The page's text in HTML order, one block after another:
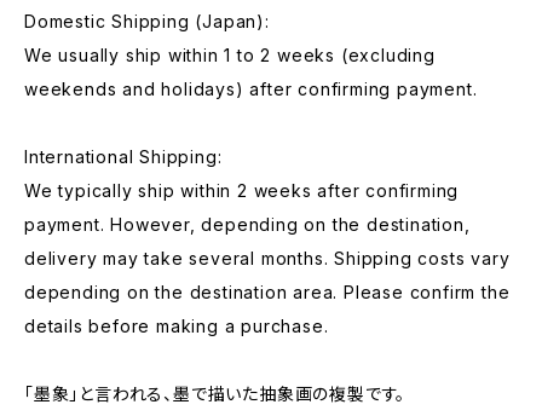
Domestic Shipping (Japan):
We usually ship within 1 to 2 weeks (excluding
weekends and holidays) after confirming payment.
International Shipping:
We typically ship within 2 weeks after confirming
payment. However, depending on the destination,
delivery may take several months. Shipping costs vary
depending on the destination area. Please confirm the
details before making a purchase.
「墨象」と言われる、墨で描いた抽象画の複製です。